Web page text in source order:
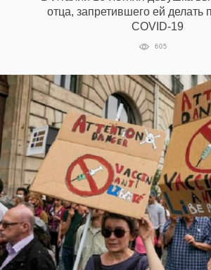
отца, запретившего ей делать
COVID-19
605